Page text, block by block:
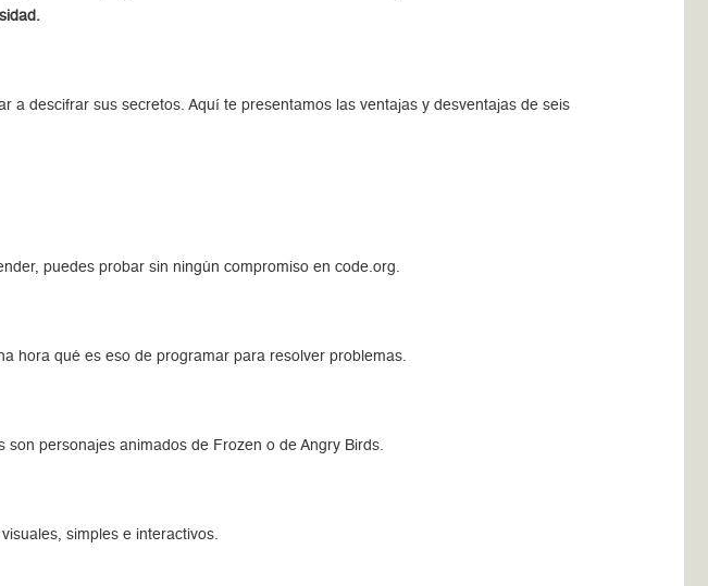
a descifrar sus secretos. Aquí te presentamos las ventajas y desventajas de seis
puedes probar sin ningún compromiso en code.org.
hora qué es eso de programar para resolver problemas.
personajes animados de Frozen o de Angry Birds.
simples e interactivos.